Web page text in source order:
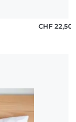
CHF 22,50